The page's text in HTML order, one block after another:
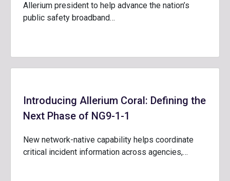
Allerium president to help advance the nation’s
public safety broadband…
Introducing Allerium Coral: Defining the
Next Phase of NG9-1-1
New network-native capability helps coordinate
critical incident information across agencies,…